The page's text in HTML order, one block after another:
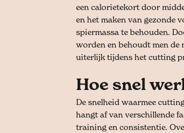
een calorietekort door
en het maken van gezonde
spiermassa te behouden.
worden en behoudt men de
uiterlijk tijdens het cutting
Hoe snel
De snelheid waarmee
hangt af van verschillende
training en consistentie.